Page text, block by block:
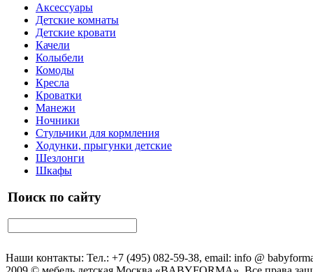
Аксессуары
Детские комнаты
Детские кровати
Качели
Колыбели
Комоды
Кресла
Кроватки
Манежи
Ночники
Стульчики для кормления
Ходунки, прыгунки детские
Шезлонги
Шкафы
Поиск по сайту
Наши контакты: Тел.: +7 (495) 082-59-38, email: info @